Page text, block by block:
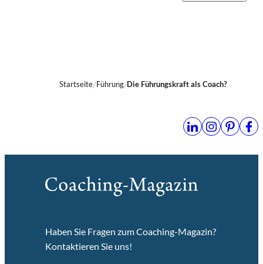
Startseite Führung Die Führungskraft als Coach?
Haben Sie Fragen zum Coaching-Magazin?
Kontaktieren Sie uns!